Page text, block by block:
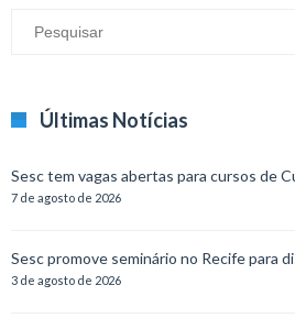
Últimas Notícias
Sesc tem vagas abertas para cursos de
7 de agosto de 2026
Sesc promove seminário no Recife para
3 de agosto de 2026